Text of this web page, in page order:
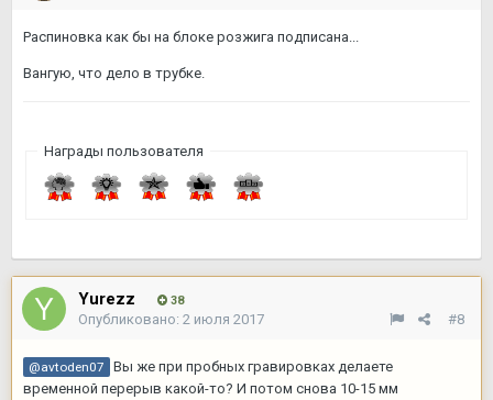
Распиновка как бы на блоке розжига подписана...
Вангую, что дело в трубке.
Награды пользователя
Yurezz 38
#8
Опубликовано: 2 июля 2017
@avtoden07
Вы же при пробных гравировках делаете
временной перерыв какой-то? И потом снова 10-15 мм